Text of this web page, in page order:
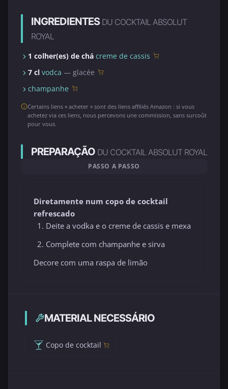
INGREDIENTES DU COCKTAIL ABSOLUT
ROYAL
1 colher(es) de chá creme de cassis
7 cl vodca — glacée
champanhe
Certains liens « acheter » sont des liens affiliés Amazon : si vous
achetez via ces liens, nous percevons une commission, sans surcoût
pour vous.
PREPARAÇÃO DU COCKTAIL ABSOLUT ROYAL
PASSO A PASSO
Diretamente num copo de cocktail
refrescado
Deite a vodka e o creme de cassis e mexa
Complete com champanhe e sirva
Decore com uma raspa de limão
MATERIAL NECESSÁRIO
Copo de cocktail